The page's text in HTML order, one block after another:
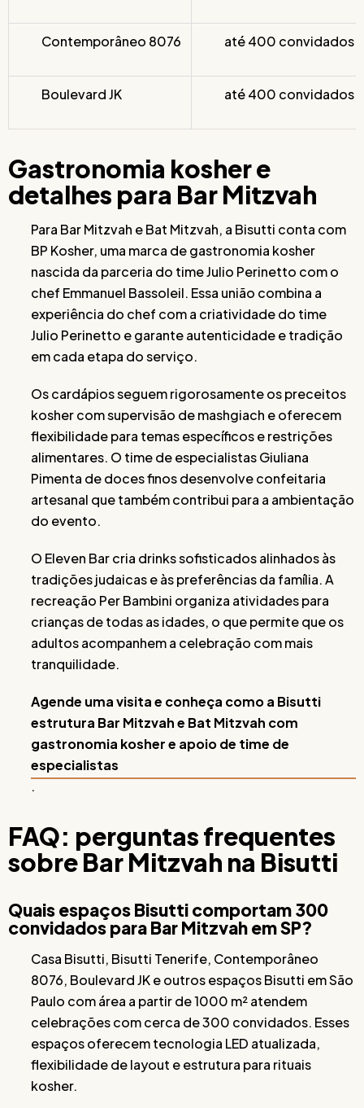
Contemporâneo 8076 até 400 convidados
Boulevard JK até 400 convidados
Gastronomia kosher e
detalhes para Bar Mitzvah
Para Bar Mitzvah e Bat Mitzvah, a Bisutti conta com
BP Kosher, uma marca de gastronomia kosher
nascida da parceria do time Julio Perinetto com o
chef Emmanuel Bassoleil. Essa união combina a
experiência do chef com a criatividade do time
Julio Perinetto e garante autenticidade e tradição
em cada etapa do serviço.
Os cardápios seguem rigorosamente os preceitos
kosher com supervisão de mashgiach e oferecem
flexibilidade para temas específicos e restrições
alimentares. O time de especialistas Giuliana
Pimenta de doces finos desenvolve confeitaria
artesanal que também contribui para a ambientação
do evento.
O Eleven Bar cria drinks sofisticados alinhados às
tradições judaicas e às preferências da família. A
recreação Per Bambini organiza atividades para
crianças de todas as idades, o que permite que os
adultos acompanhem a celebração com mais
tranquilidade.
Agende uma visita e conheça como a Bisutti
estrutura Bar Mitzvah e Bat Mitzvah com
gastronomia kosher e apoio de time de
especialistas
.
FAQ: perguntas frequentes
sobre Bar Mitzvah na Bisutti
Quais espaços Bisutti comportam 300
convidados para Bar Mitzvah em SP?
Casa Bisutti, Bisutti Tenerife, Contemporâneo
8076, Boulevard JK e outros espaços Bisutti em São
Paulo com área a partir de 1000 m² atendem
celebrações com cerca de 300 convidados. Esses
espaços oferecem tecnologia LED atualizada,
flexibilidade de layout e estrutura para rituais
kosher.